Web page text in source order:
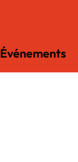
Événements